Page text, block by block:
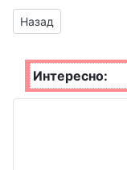
Предыдущий
Назад
Интересно: